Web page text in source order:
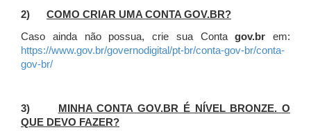
2) COMO CRIAR UMA CONTA GOV.BR?
Caso ainda não possua, crie sua Contagov.br em:
https://www.gov.br/governodigital/pt-br/conta-gov-br/conta-
gov-br/
3)
MINHA CONTA GOV.BR É NÍVEL BRONZE. O
QUE DEVO FAZER?